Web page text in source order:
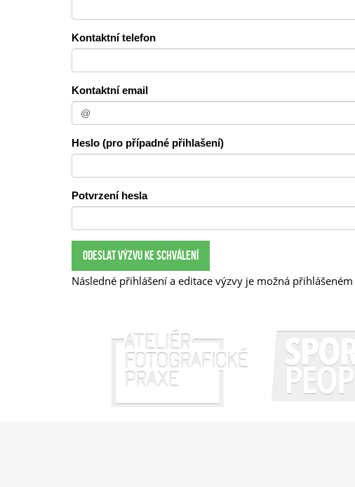
Kontaktní telefon
Kontaktní email
Heslo (pro případné přihlašení)
Potvrzení hesla
Následné přihlášení a editace výzvy je možná